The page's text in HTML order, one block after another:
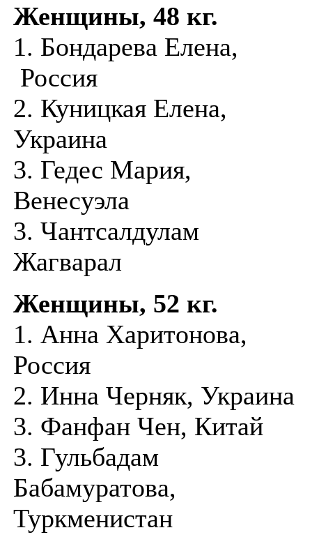
Женщины, 48 кг.
1. Бондарева Елена,
Россия
2. Куницкая Елена,
Украина
3. Гедес Мария,
Венесуэла
3. Чантсалдулам
Жагварал
Женщины, 52 кг.
1. Анна Харитонова,
Россия
2. Инна Черняк, Украина
3. Фанфан Чен, Китай
3. Гульбадам
Бабамуратова,
Туркменистан